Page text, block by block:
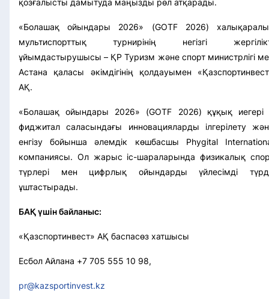
қозғалысты дамытуда маңызды рөл атқарады.
«Болашақ ойындары 2026» (GOTF 2026)
мультиспорттық турнирінің негізгі
ұйымдастырушысы – ҚР Туризм және спорт министрлігі
Астана қаласы әкімдігінің қолдауымен
АҚ.
«Болашақ ойындары 2026» (GOTF 2026)
құқық иегері
фиджитал саласындағы инновацияларды ілгерілету
енгізу бойынша әлемдік көшбасшы Phygital
компаниясы. Ол жарыс іс-шараларында физикалық
түрлері мен цифрлық ойындарды үйлесімді
ұштастырады.
БАҚ үшін байланыс:
«Қазспортинвест» АҚ баспасөз хатшысы
Есбол Айлана +7 705 555 10 98,
pr@kazsportinvest.kz